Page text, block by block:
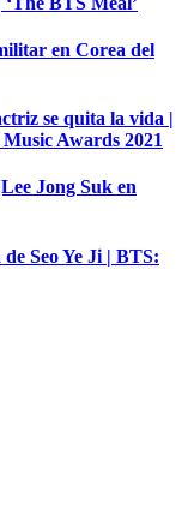
en Corea del
se quita la vida |
Awards 2021
Jong Suk en
Seo Ye Ji | BTS: